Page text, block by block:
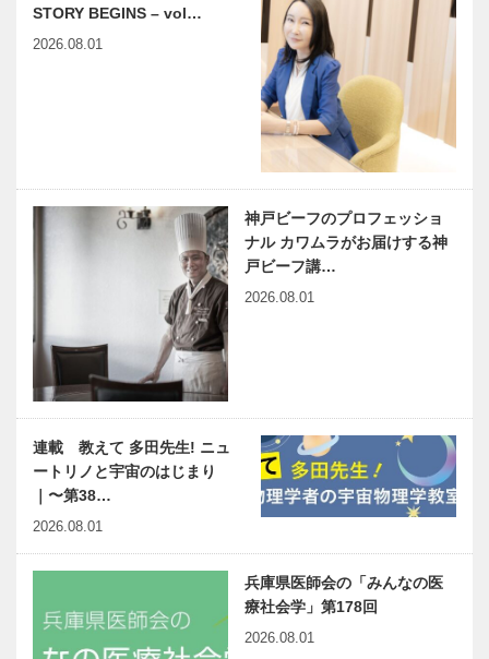
STORY BEGINS – vol…
2026.08.01
神戸ビーフのプロフェッショ
ナル カワムラがお届けする神
戸ビーフ講…
2026.08.01
連載 教えて 多田先生! ニュ
ートリノと宇宙のはじまり
｜〜第38…
2026.08.01
兵庫県医師会の「みんなの医
療社会学」第178回
2026.08.01